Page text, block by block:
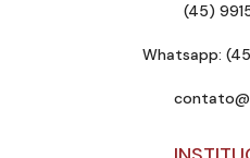
(45)
Whatsapp: